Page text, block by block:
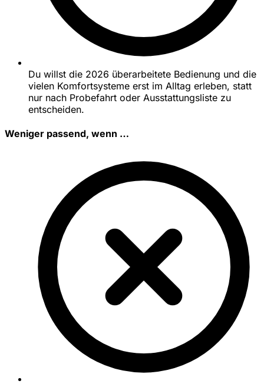
Du willst die 2026 überarbeitete Bedienung und die
vielen Komfortsysteme erst im Alltag erleben, statt
nur nach Probefahrt oder Ausstattungsliste zu
entscheiden.
Weniger passend, wenn …